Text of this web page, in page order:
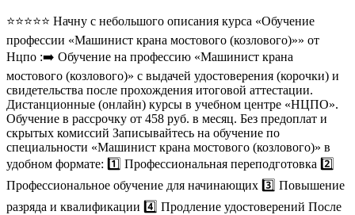
⭐⭐⭐⭐⭐ Начну с небольшого описания курса «Обучение
профессии «Машинист крана мостового (козлового)»» от
Нцпо :➡️ Обучение на профессию «Машинист крана
мостового (козлового)» с выдачей удостоверения (корочки) и
свидетельства после прохождения итоговой аттестации.
Дистанционные (онлайн) курсы в учебном центре «НЦПО».
Обучение в рассрочку от 458 руб. в месяц. Без предоплат и
скрытых комиссий Записывайтесь на обучение по
специальности «Машинист крана мостового (козлового)» в
удобном формате: 1️⃣ Профессиональная переподготовка 2️⃣
Профессиональное обучение для начинающих 3️⃣ Повышение
разряда и квалификации 4️⃣ Продление удостоверений После